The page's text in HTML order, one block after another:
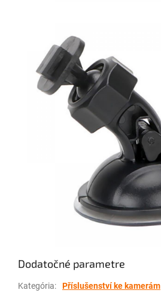
Dodatočné parametre
Kategória:
Příslušenství ke kamerám